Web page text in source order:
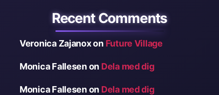
Recent Comments
Veronica Zajanoxon Future Village
Monica Fallesenon Dela med dig
Monica Fallesenon Dela med dig